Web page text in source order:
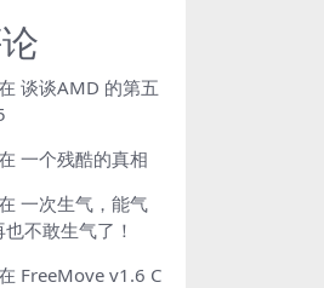
谈谈AMD 的第五
一个残酷的真相
一次生气，能气
不敢生气了！
FreeMove v1.6 C